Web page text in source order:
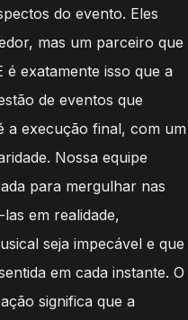
do evento. Eles
mas um parceiro que
exatamente isso que a
de eventos que
a execução final, com um
Nossa equipe
para mergulhar nas
em realidade,
seja impecável e que
em cada instante. O
significa que a